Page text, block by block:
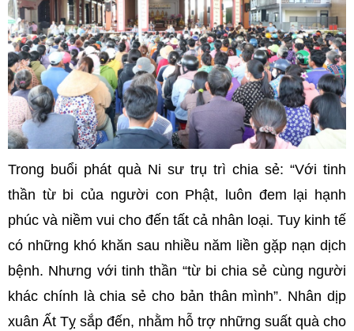
Trong buổi phát quà Ni sư trụ trì chia sẻ: “Với tinh
thần từ bi của người con Phật, luôn đem lại hạnh
phúc và niềm vui cho đến tất cả nhân loại. Tuy kinh tế
có những khó khăn sau nhiều năm liền gặp nạn dịch
bệnh. Nhưng với tinh thần “từ bi chia sẻ cùng người
khác chính là chia sẻ cho bản thân mình”. Nhân dịp
xuân Ất Tỵ sắp đến, nhằm hỗ trợ những suất quà cho